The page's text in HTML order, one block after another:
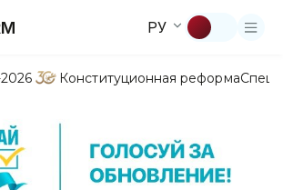
РУ
Конституционная реформа